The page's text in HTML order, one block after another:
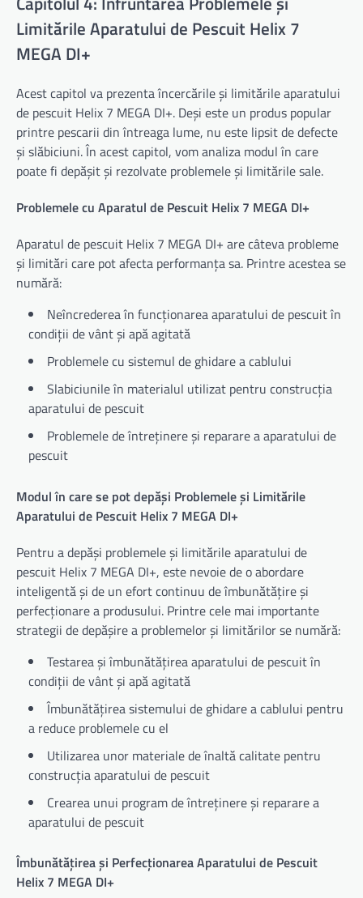
Limitările Aparatului de Pescuit Helix 7
MEGA DI+
Acest capitol va prezenta încercările și limitările aparatului
de pescuit Helix 7 MEGA DI+. Deși este un produs popular
printre pescarii din întreaga lume, nu este lipsit de defecte
și slăbiciuni. În acest capitol, vom analiza modul în care
poate fi depășit și rezolvate problemele și limitările sale.
Problemele cu Aparatul de Pescuit Helix 7 MEGA DI+
Aparatul de pescuit Helix 7 MEGA DI+ are câteva probleme
și limitări care pot afecta performanța sa. Printre acestea se
numără:
Neîncrederea în funcționarea aparatului de pescuit în
condiții de vânt și apă agitată
Problemele cu sistemul de ghidare a cablului
Slabiciunile în materialul utilizat pentru construcția
aparatului de pescuit
Problemele de întreținere și reparare a aparatului de
pescuit
Modul în care se pot depăși Problemele și Limitările
Aparatului de Pescuit Helix 7 MEGA DI+
Pentru a depăși problemele și limitările aparatului de
pescuit Helix 7 MEGA DI+, este nevoie de o abordare
inteligentă și de un efort continuu de îmbunătățire și
perfecționare a produsului. Printre cele mai importante
strategii de depășire a problemelor și limitărilor se numără:
Testarea și îmbunătățirea aparatului de pescuit în
condiții de vânt și apă agitată
Îmbunătățirea sistemului de ghidare a cablului pentru
a reduce problemele cu el
Utilizarea unor materiale de înaltă calitate pentru
construcția aparatului de pescuit
Crearea unui program de întreținere și reparare a
aparatului de pescuit
Îmbunătățirea și Perfecționarea Aparatului de Pescuit
Helix 7 MEGA DI+